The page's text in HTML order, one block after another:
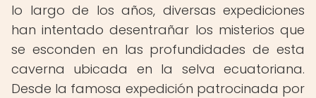
lo largo de los años, diversas expediciones
han intentado desentrañar los misterios que
se esconden en las profundidades de esta
caverna ubicada en la selva ecuatoriana.
Desde la famosa expedición patrocinada por